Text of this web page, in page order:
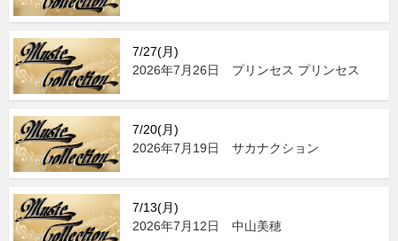
7/27(月)
2026年7月26日 プリンセス プリンセス
7/20(月)
2026年7月19日 サカナクション
7/13(月)
2026年7月12日 中山美穂